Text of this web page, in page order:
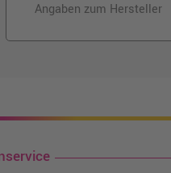
Angaben zum Hersteller